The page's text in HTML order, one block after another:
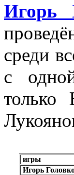
Игорь
среди
с
только
игры
Игорь